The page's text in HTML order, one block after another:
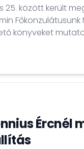
25. között került
könyveket